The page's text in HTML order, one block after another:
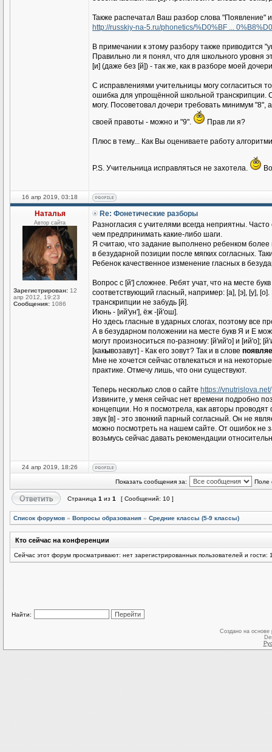
Также распечатал Ваш разбор слова "Появление"
http://russkiy-na-5.ru/phonetics/%D0%BF ...
В примечании к этому разбору также приводится
Правильно ли я понял, что для школьного уровня
[и] (даже без [й]) - так же, как в разборе моей
С исправлениями учительницы могу согласиться
ошибка для упрощённой школьной транскрипции. С
могу. Посоветовал дочери требовать минимум "8",
своей правоты - можно и "9".
Прав ли я?
Плюс в тему... Как Вы оцениваете работу
P.S. Учительница исправляться не захотела.
16 апр 2019, 03:18
Наталья
Автор сайта
Зарегистрирован: 12
апр 2012, 19:23
Сообщения: 1086
Re: Фонетические разборы
Разногласия с учителями всегда неприятны.
чем предпринимать какие-либо шаги.
Я считаю, что задание выполнено ребенком более
в безударной позиции после мягких согласных.
Ребенок качественное изменение гласных в
Вопрос с [й'] cложнее. Ребят учат, что на месте
соответствующий гласный, например: [а], [э], [у],
транскрипции не забудь [й].
Июнь - [ий'ун'], ёж -[й'ош].
Но здесь гласные в ударных слогах, поэтому все
А в безударном положении на месте букв Я и Е
могут произноситься по-разному: [й'ий'о] и [ий'о];
[какывозавут] - Как его зовут? Так и в слове
Мне не хочется сейчас отвлекаться и на
практике. Отмечу лишь, что они существуют.
Теперь несколько слов о сайте https://vnutrislova.net/
Извините, у меня сейчас нет времени подробно
концепции. Но я посмотрела, как авторы
звук [в] - это звонкий парный согласный. Он не
можно посмотреть на нашем сайте. От ошибок не
возьмусь сейчас давать рекомендации
24 апр 2019, 18:26
Показать сообщения за: Поле
Страница 1 из 1 [ Сообщений: 10 ]
Список форумов » Вопросы образования » Средние классы (5-9 классы)
Кто сейчас на конференции
Сейчас этот форум просматривают: нет зарегистрированных пользователей и гости:
Найти:
Создано на основе